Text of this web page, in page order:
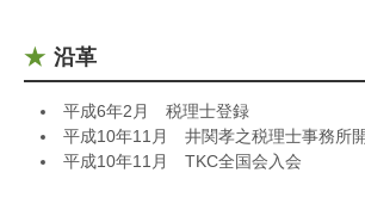
沿革
平成6年2月 税理士登録
平成10年11月 井関孝之税理士事務所
平成10年11月 TKC全国会入会